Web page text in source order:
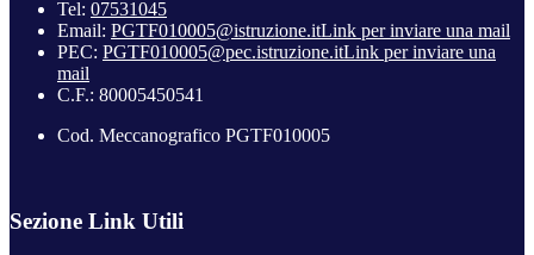
Tel: 07531045
Email: PGTF010005@istruzione.itLink per inviare una mail
PEC: PGTF010005@pec.istruzione.itLink per inviare una
mail
C.F.: 80005450541
Cod. Meccanografico PGTF010005
Sezione Link Utili